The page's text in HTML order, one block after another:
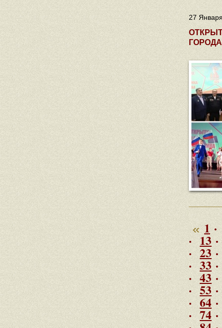
27
1 ·
· 13 ·
· 23 ·
· 33 ·
· 43 ·
· 53 ·
· 64 ·
· 74 ·